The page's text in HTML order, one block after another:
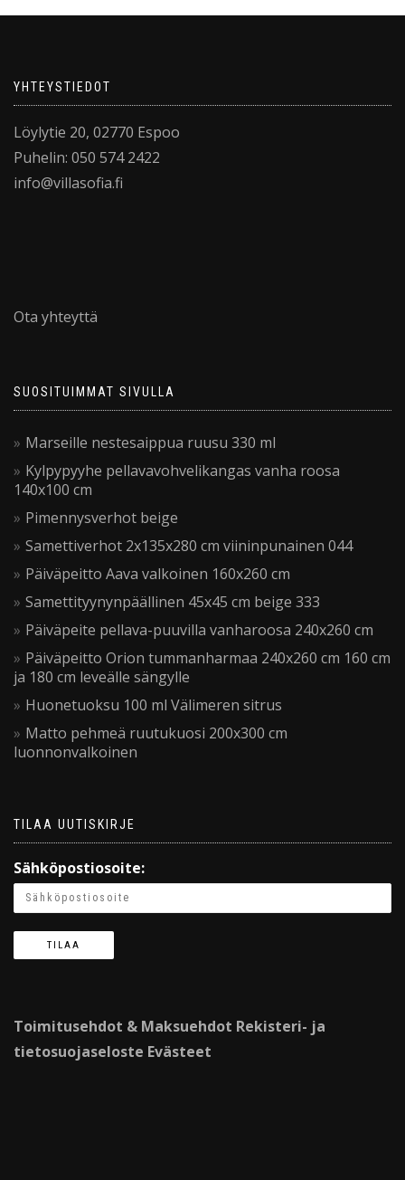
YHTEYSTIEDOT
Löylytie 20, 02770 Espoo
Puhelin: 050 574 2422
info@villasofia.fi
Ota yhteyttä
SUOSITUIMMAT SIVULLA
Marseille nestesaippua ruusu 330 ml
Kylpypyyhe pellavavohvelikangas vanha roosa
140x100 cm
Pimennysverhot beige
Samettiverhot 2x135x280 cm viininpunainen 044
Päiväpeitto Aava valkoinen 160x260 cm
Samettityynynpäällinen 45x45 cm beige 333
Päiväpeite pellava-puuvilla vanharoosa 240x260 cm
Päiväpeitto Orion tummanharmaa 240x260 cm 160 cm
ja 180 cm leveälle sängylle
Huonetuoksu 100 ml Välimeren sitrus
Matto pehmeä ruutukuosi 200x300 cm
luonnonvalkoinen
TILAA UUTISKIRJE
Sähköpostiosoite:
Toimitusehdot & Maksuehdot Rekisteri- ja
tietosuojaseloste Evästeet